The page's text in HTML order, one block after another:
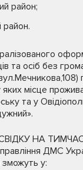
район;
район.
та осіб без
місце
та у
НА
ДМС
зможуть у: